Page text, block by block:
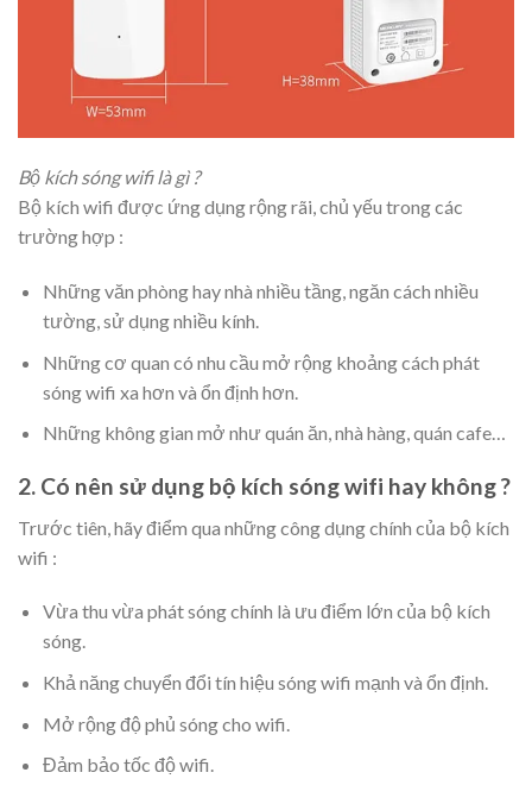
Bộ kích sóng wifi là gì ?
Bộ kích wifi được ứng dụng rộng rãi, chủ yếu trong các
trường hợp :
Những văn phòng hay nhà nhiều tầng, ngăn cách nhiều
tường, sử dụng nhiều kính.
Những cơ quan có nhu cầu mở rộng khoảng cách phát
sóng wifi xa hơn và ổn định hơn.
Những không gian mở như quán ăn, nhà hàng, quán cafe…
2. Có nên sử dụng bộ kích sóng wifi hay không ?
Trước tiên, hãy điểm qua những công dụng chính của bộ kích
wifi :
Vừa thu vừa phát sóng chính là ưu điểm lớn của bộ kích
sóng.
Khả năng chuyển đổi tín hiệu sóng wifi mạnh và ổn định.
Mở rộng độ phủ sóng cho wifi.
Đảm bảo tốc độ wifi.